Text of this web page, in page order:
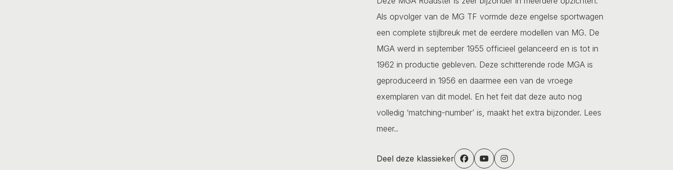
Als opvolger van de MG TF vormde deze engelse sportwagen
een complete stijlbreuk met de eerdere modellen van MG. De
MGA werd in september 1955 officieel gelanceerd en is tot in
1962 in productie gebleven. Deze schitterende rode MGA is
geproduceerd in 1956 en daarmee een van de vroege
exemplaren van dit model. En het feit dat deze auto nog
volledig ‘matching-number’ is, maakt het extra bijzonder. Lees
meer..
Deel deze klassieker